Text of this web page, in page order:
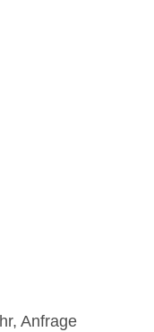
Anfrage